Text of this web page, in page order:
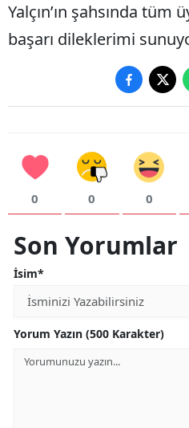
Yalçın’ın şahsında
başarı dileklerimi
0 0 0
Son Yorumlar
İsim*
Yorum Yazın (500 Karakter)